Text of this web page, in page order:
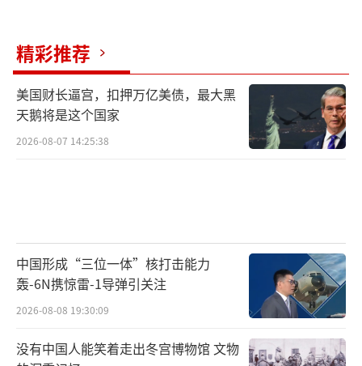
精彩推荐
美国财长逼宫，扣押万亿美债，最大黑
天鹅将是这个国家
2026-08-07 14:25:38
中国形成“三位一体”核打击能力
轰-6N携惊雷-1导弹引关注
2026-08-08 19:30:09
没有中国人能笑着走出冬宫博物馆 文物